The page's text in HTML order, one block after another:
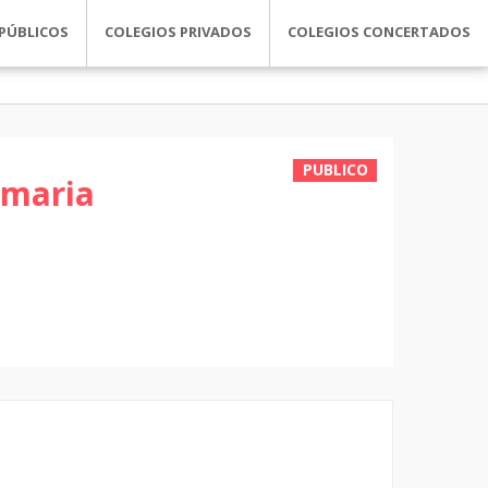
COLEGIOS PRIVADOS COLEGIOS CONCERTADOS
PUBLICO